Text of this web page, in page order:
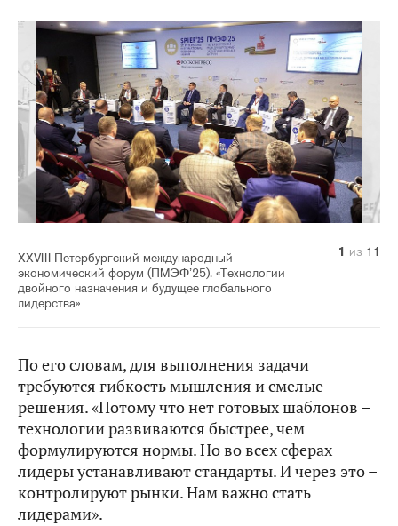
XXVIII Петербургский международный
экономический форум (ПМЭФ’25). «Технологии
двойного назначения и будущее глобального
лидерства»
1 из 11
2 из 11
3 из 11
4 из 11
5 из 11
6 из 11
7 из 11
8 из 11
9 из 11
10 из 11
11 из 11
По его словам, для выполнения задачи
требуются гибкость мышления и смелые
решения. «Потому что нет готовых шаблонов –
технологии развиваются быстрее, чем
формулируются нормы. Но во всех сферах
лидеры устанавливают стандарты. И через это –
контролируют рынки. Нам важно стать
лидерами».